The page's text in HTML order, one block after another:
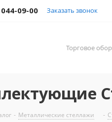
09-00 Заказать звонок
Торговое
- Металлические стеллажи -